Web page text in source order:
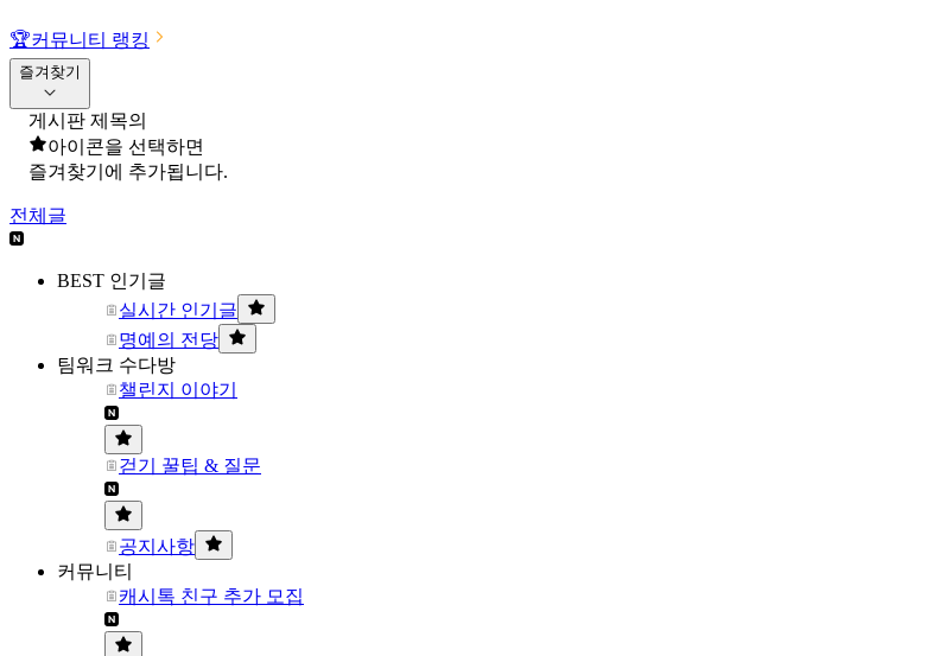
🏆커뮤니티 랭킹
즐겨찾기
게시판 제목의
아이콘을 선택하면
즐겨찾기에 추가됩니다.
전체글
BEST 인기글
실시간 인기글
명예의 전당
팀워크 수다방
챌린지 이야기
걷기 꿀팁 & 질문
공지사항
커뮤니티
캐시톡 친구 추가 모집